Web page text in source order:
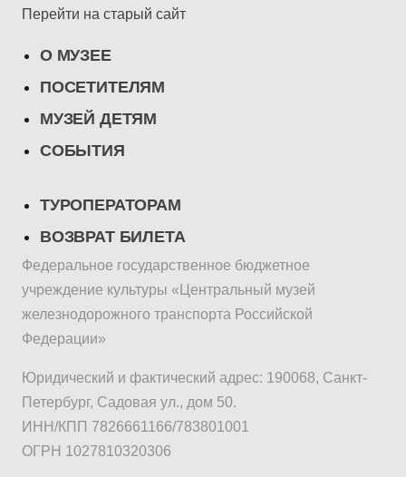
Перейти на старый сайт
О МУЗЕЕ
ПОСЕТИТЕЛЯМ
МУЗЕЙ ДЕТЯМ
СОБЫТИЯ
ТУРОПЕРАТОРАМ
ВОЗВРАТ БИЛЕТА
Федеральное государственное бюджетное
учреждение культуры «Центральный музей
железнодорожного транспорта Российской
Федерации»
Юридический и фактический адрес: 190068, Санкт-
Петербург, Садовая ул., дом 50.
ИНН/КПП 7826661166/783801001
ОГРН 1027810320306